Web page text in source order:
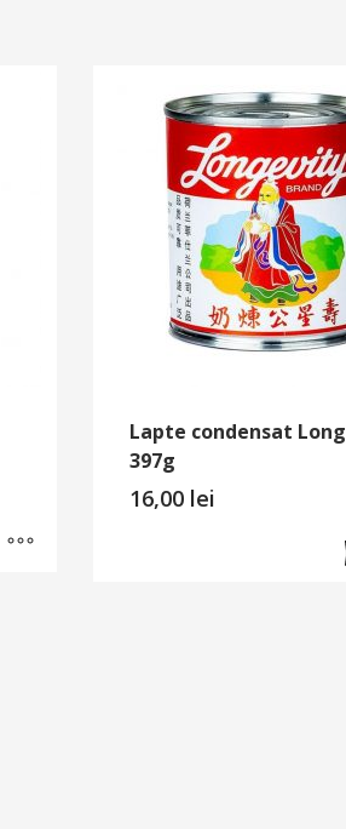
Lapte condensat
397g
16,00 lei